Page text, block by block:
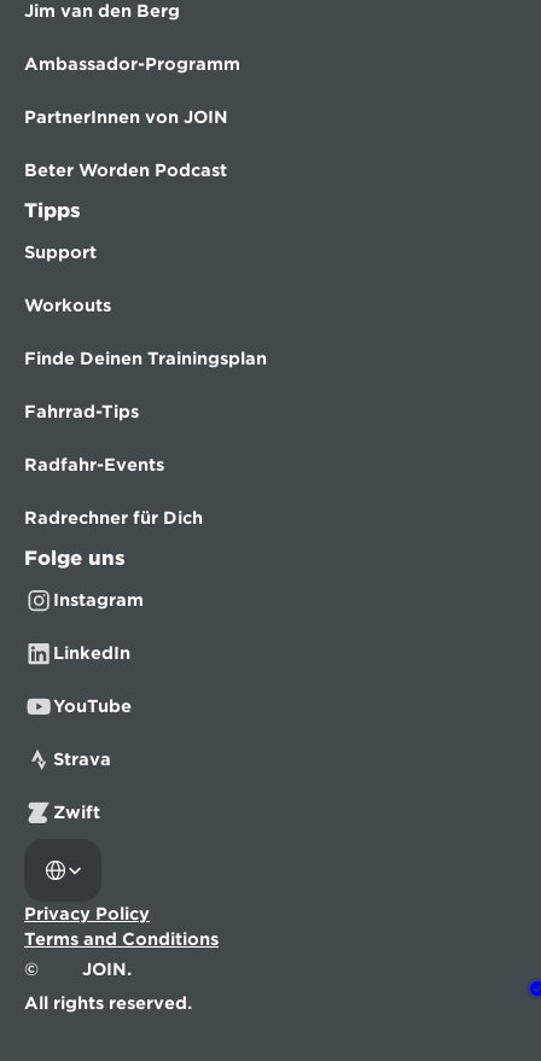
Jim van den Berg
Ambassador-Programm
PartnerInnen von JOIN
Beter Worden Podcast
Tipps
Support
Workouts
Finde Deinen Trainingsplan
Fahrrad-Tips
Radfahr-Events
Radrechner für Dich
Folge uns
Instagram
LinkedIn
YouTube
Strava
Zwift
©
JOIN.
All rights reserved.
Privacy Policy
Terms and Conditions